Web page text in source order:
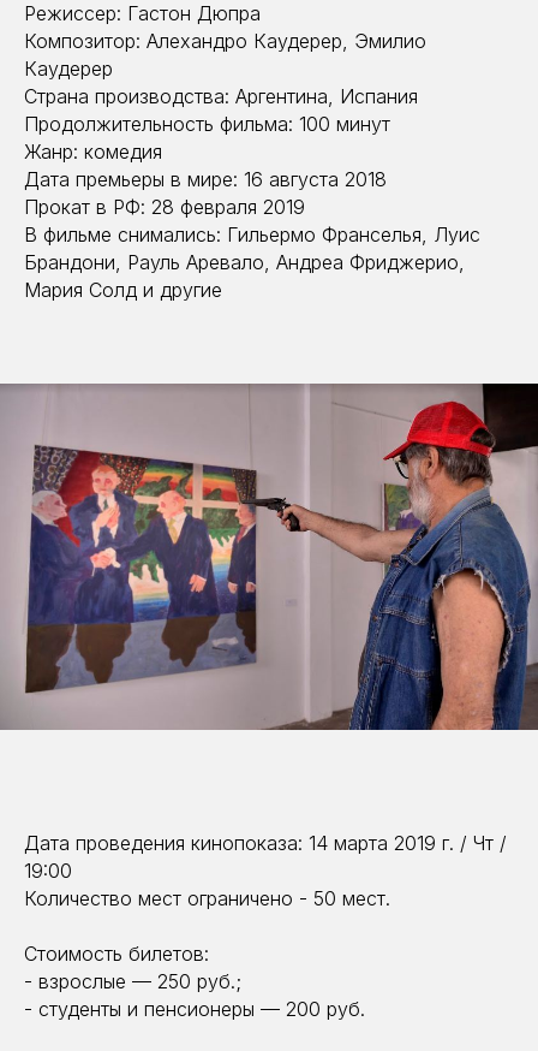
Режиссер: Гастон Дюпра
Композитор: Алехандро Каудерер, Эмилио
Каудерер
Страна производства: Аргентина, Испания
Продолжительность фильма: 100 минут
Жанр: комедия
Дата премьеры в мире: 16 августа 2018
Прокат в РФ: 28 февраля 2019
В фильме снимались: Гильермо Франселья, Луис
Брандони, Рауль Аревало, Андреа Фриджерио,
Мария Солд и другие
Дата проведения кинопоказа: 14 марта 2019 г. / Чт /
19:00
Количество мест ограничено - 50 мест.
Стоимость билетов:
- взрослые — 250 руб.;
- студенты и пенсионеры — 200 руб.